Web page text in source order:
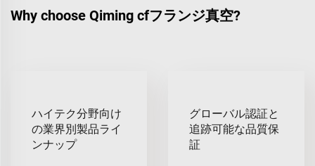
Why choose Qiming cfフランジ真空?
ハイテク分野向け
の業界別製品ライ
ンナップ
グローバル認証と
追跡可能な品質保
証